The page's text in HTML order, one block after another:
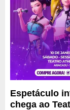
Espetáculo
chega ao